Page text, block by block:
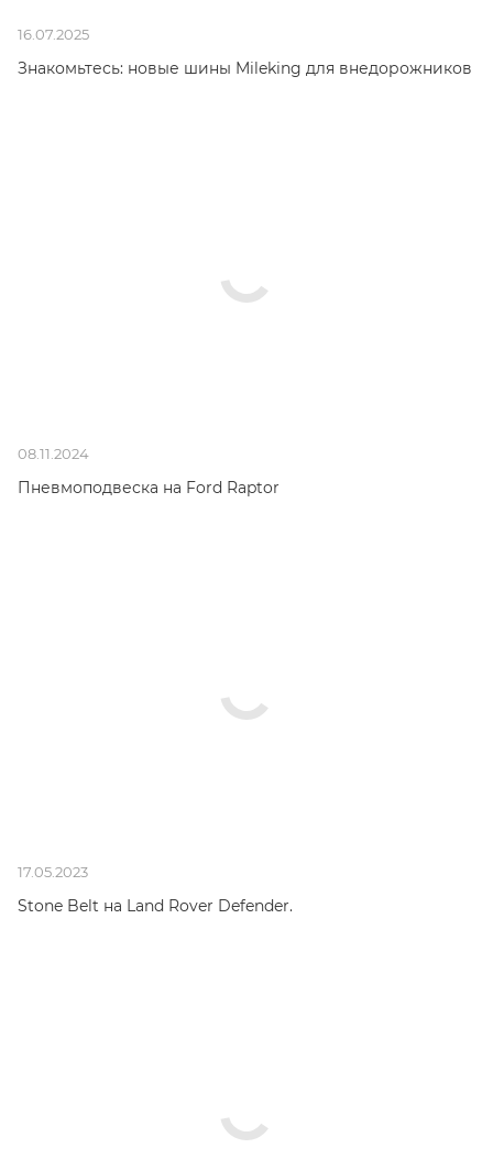
16.07.2025
Знакомьтесь: новые шины Mileking для внедорожников
08.11.2024
Пневмоподвеска на Ford Raptor
17.05.2023
Stone Belt на Land Rover Defender.